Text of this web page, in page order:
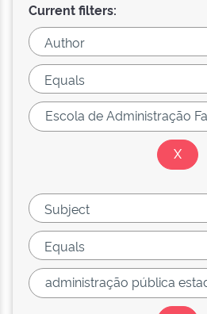
Current filters: